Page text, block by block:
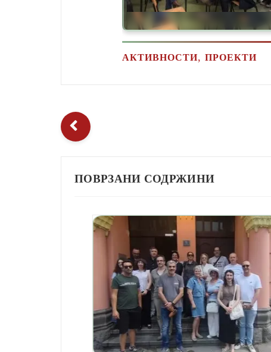
АКТИВНОСТИ, ПРОЕКТИ
ПОВРЗАНИ СОДРЖИНИ